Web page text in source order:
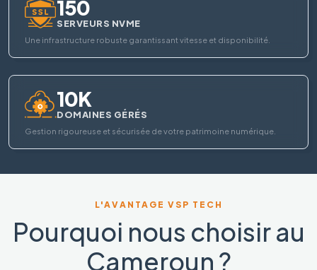
150
SERVEURS NVME
Une infrastructure robuste garantissant vitesse et disponibilité.
10K
DOMAINES GÉRÉS
Gestion rigoureuse et sécurisée de votre patrimoine numérique.
L'AVANTAGE VSP TECH
Pourquoi nous choisir au
Cameroun ?